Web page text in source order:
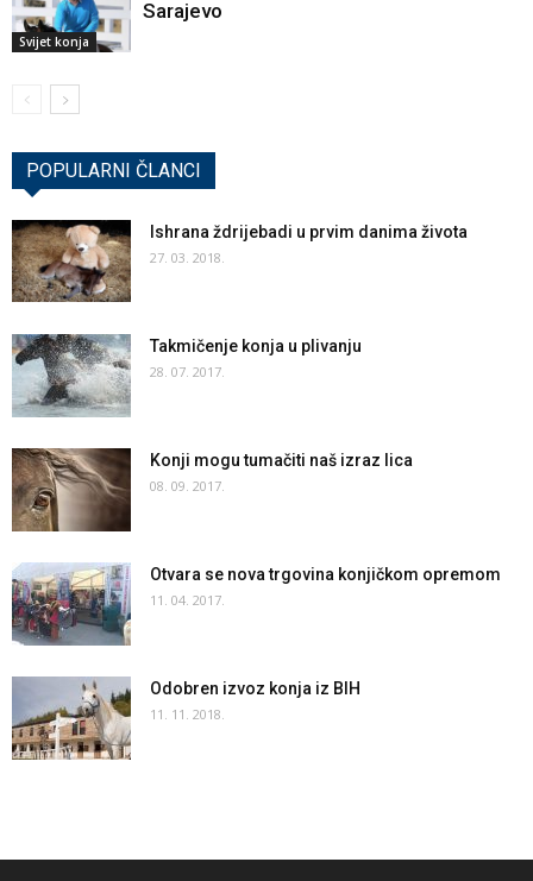
Svijet konja
Sarajevo
POPULARNI ČLANCI
Ishrana ždrijebadi u prvim danima života
27. 03. 2018.
Takmičenje konja u plivanju
28. 07. 2017.
Konji mogu tumačiti naš izraz lica
08. 09. 2017.
Otvara se nova trgovina konjičkom opremom
11. 04. 2017.
Odobren izvoz konja iz BIH
11. 11. 2018.